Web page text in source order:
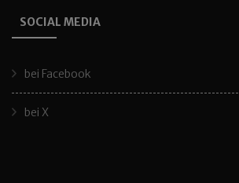
SOCIAL MEDIA
bei Facebook
bei X